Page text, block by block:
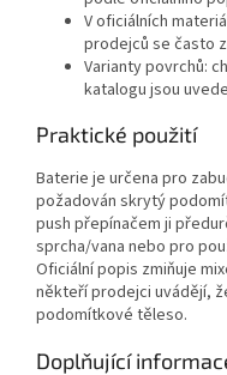
V oficiálních
prodejců se často
Varianty povrchů:
katalogu jsou
Praktické použití
Baterie je určena pro
požadován skrytý
push přepínačem ji
sprcha/vana nebo pro
Oficiální popis zmiňuje
někteří prodejci uvádějí,
podomítkové těleso.
Doplňující